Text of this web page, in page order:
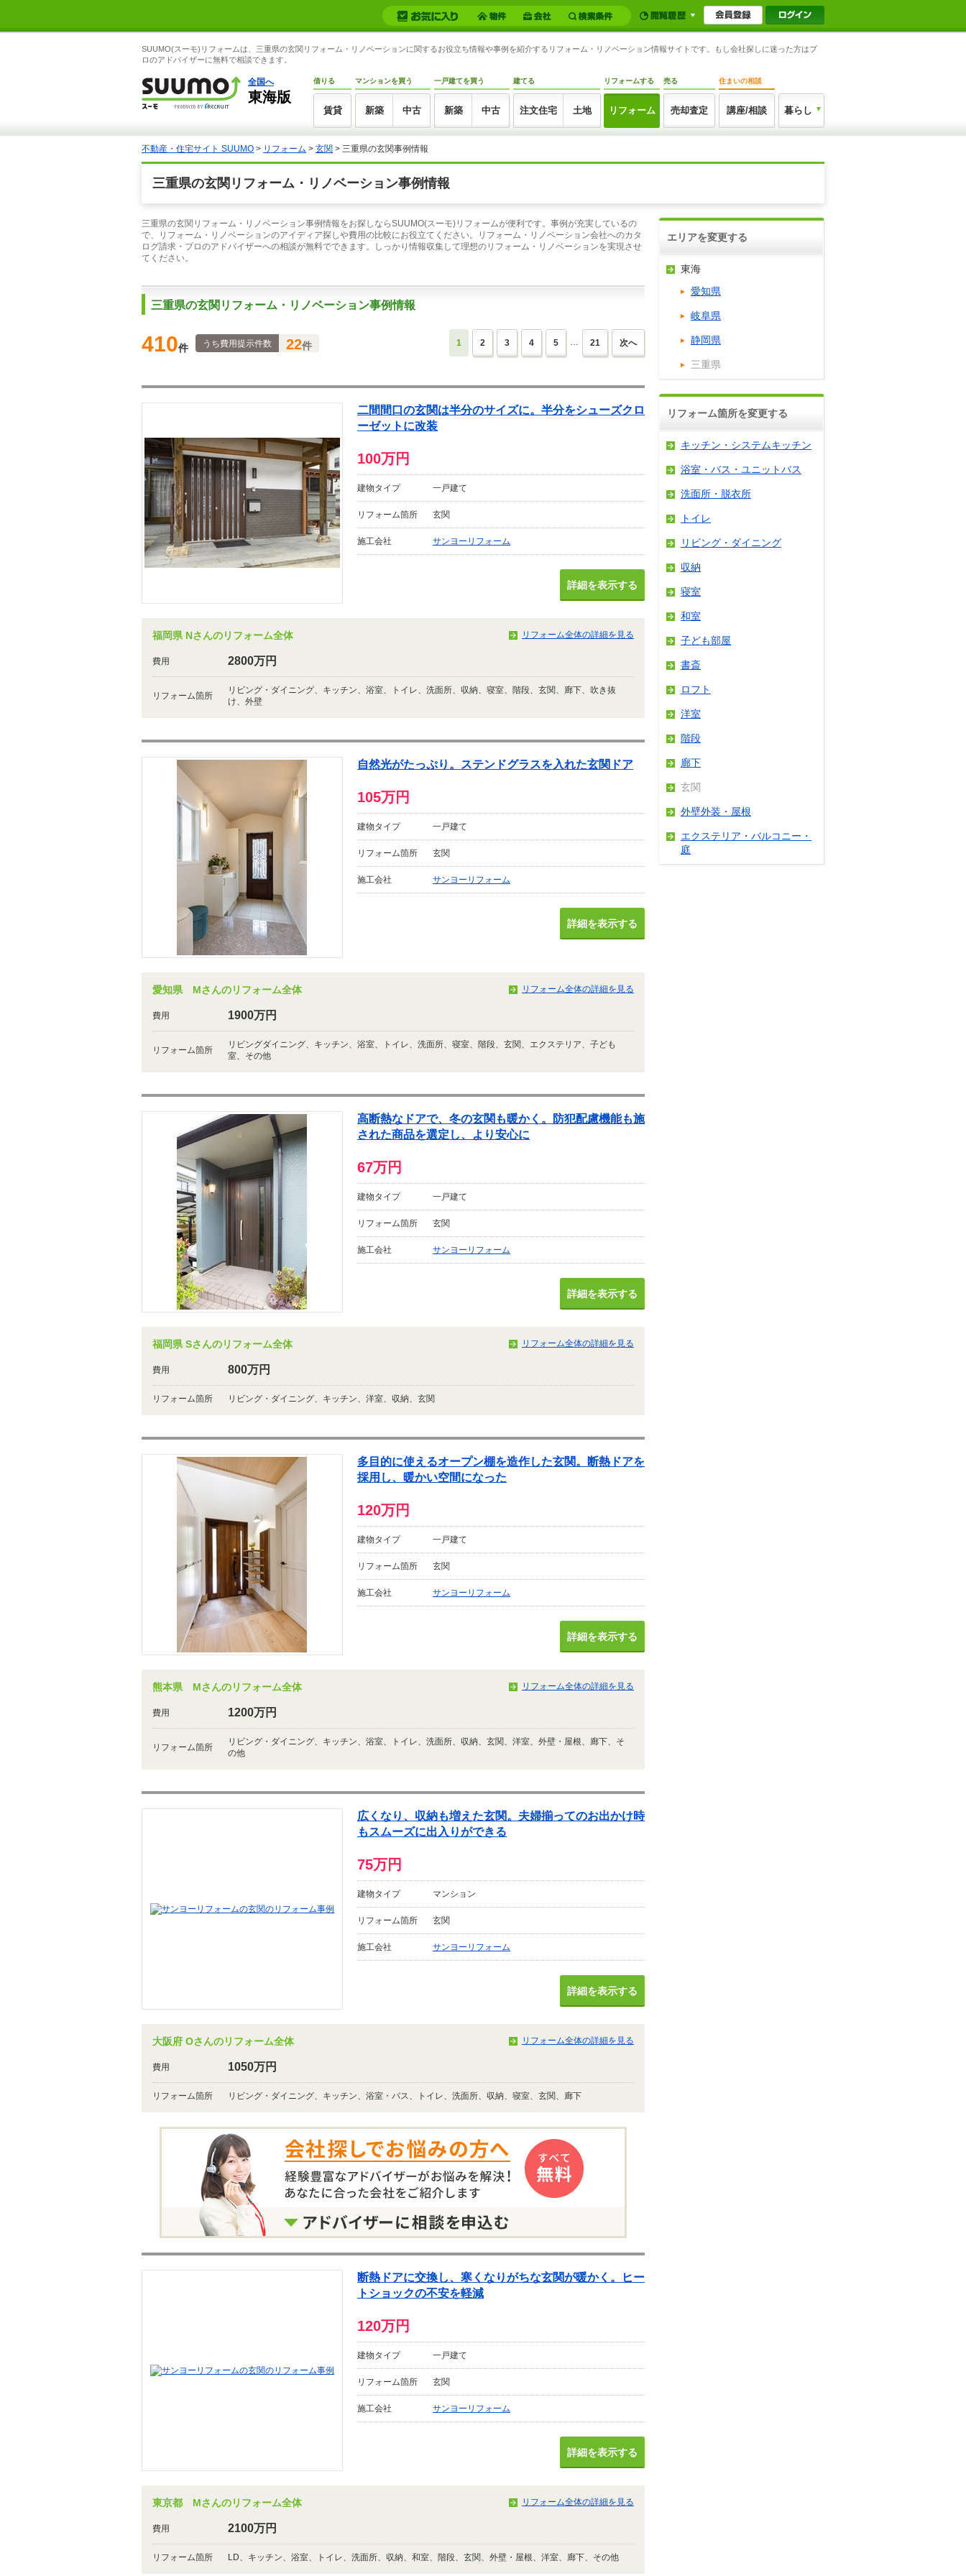
SUUMO(スーモ)リフォームは、三重県の玄関リフォーム・リノベーションに関するお役立ち情報や事例を紹介するリフォーム・リノベーション情報サイトです。もし会社探しに迷った方はプ
ロのアドバイザーに無料で相談できます。
全国へ
東海版
借りる
賃貸
マンションを買う
新築 中古
一戸建てを買う
新築 中古
建てる
注文住宅 土地
リフォームする
リフォーム
売る
売却査定
住まいの相談
講座/相談 暮らし
不動産・住宅サイト SUUMO > リフォーム > 玄関 > 三重県の玄関事例情報
三重県の玄関リフォーム・リノベーション事例情報
三重県の玄関リフォーム・リノベーション事例情報をお探しならSUUMO(スーモ)リフォームが便利です。事例が充実しているの
で、リフォーム・リノベーションのアイディア探しや費用の比較にお役立てください。リフォーム・リノベーション会社へのカタ
ログ請求・プロのアドバイザーへの相談が無料でできます。しっかり情報収集して理想のリフォーム・リノベーションを実現させ
てください。
三重県の玄関リフォーム・リノベーション事例情報
410件 うち費用提示件数 22件 1 2 3 4 5 … 21 次へ
二間間口の玄関は半分のサイズに。半分をシューズクロ
ーゼットに改装
100万円
建物タイプ 一戸建て
リフォーム箇所 玄関
施工会社 サンヨーリフォーム
詳細を表示する
福岡県 Nさんのリフォーム全体 リフォーム全体の詳細を見る
費用 2800万円
リフォーム箇所
リビング・ダイニング、キッチン、浴室、トイレ、洗面所、収納、寝室、階段、玄関、廊下、吹き抜
け、外壁
自然光がたっぷり。ステンドグラスを入れた玄関ドア
105万円
建物タイプ 一戸建て
リフォーム箇所 玄関
施工会社 サンヨーリフォーム
詳細を表示する
愛知県 Mさんのリフォーム全体 リフォーム全体の詳細を見る
費用 1900万円
リフォーム箇所
リビングダイニング、キッチン、浴室、トイレ、洗面所、寝室、階段、玄関、エクステリア、子ども
室、その他
高断熱なドアで、冬の玄関も暖かく。防犯配慮機能も施
された商品を選定し、より安心に
67万円
建物タイプ 一戸建て
リフォーム箇所 玄関
施工会社 サンヨーリフォーム
詳細を表示する
福岡県 Sさんのリフォーム全体 リフォーム全体の詳細を見る
費用 800万円
リフォーム箇所 リビング・ダイニング、キッチン、洋室、収納、玄関
多目的に使えるオープン棚を造作した玄関。断熱ドアを
採用し、暖かい空間になった
120万円
建物タイプ 一戸建て
リフォーム箇所 玄関
施工会社 サンヨーリフォーム
詳細を表示する
熊本県 Mさんのリフォーム全体 リフォーム全体の詳細を見る
費用 1200万円
リフォーム箇所
リビング・ダイニング、キッチン、浴室、トイレ、洗面所、収納、玄関、洋室、外壁・屋根、廊下、そ
の他
広くなり、収納も増えた玄関。夫婦揃ってのお出かけ時
もスムーズに出入りができる
75万円
建物タイプ マンション
リフォーム箇所 玄関
施工会社 サンヨーリフォーム
詳細を表示する
大阪府 Oさんのリフォーム全体 リフォーム全体の詳細を見る
費用 1050万円
リフォーム箇所 リビング・ダイニング、キッチン、浴室・バス、トイレ、洗面所、収納、寝室、玄関、廊下
断熱ドアに交換し、寒くなりがちな玄関が暖かく。ヒー
トショックの不安を軽減
120万円
建物タイプ 一戸建て
リフォーム箇所 玄関
施工会社 サンヨーリフォーム
詳細を表示する
東京都 Mさんのリフォーム全体 リフォーム全体の詳細を見る
費用 2100万円
リフォーム箇所 LD、キッチン、浴室、トイレ、洗面所、収納、和室、階段、玄関、外壁・屋根、洋室、廊下、その他
エリアを変更する
東海
愛知県
岐阜県
静岡県
三重県
リフォーム箇所を変更する
キッチン・システムキッチン
浴室・バス・ユニットバス
洗面所・脱衣所
トイレ
リビング・ダイニング
収納
寝室
和室
子ども部屋
書斎
ロフト
洋室
階段
廊下
玄関
外壁外装・屋根
エクステリア・バルコニー・
庭